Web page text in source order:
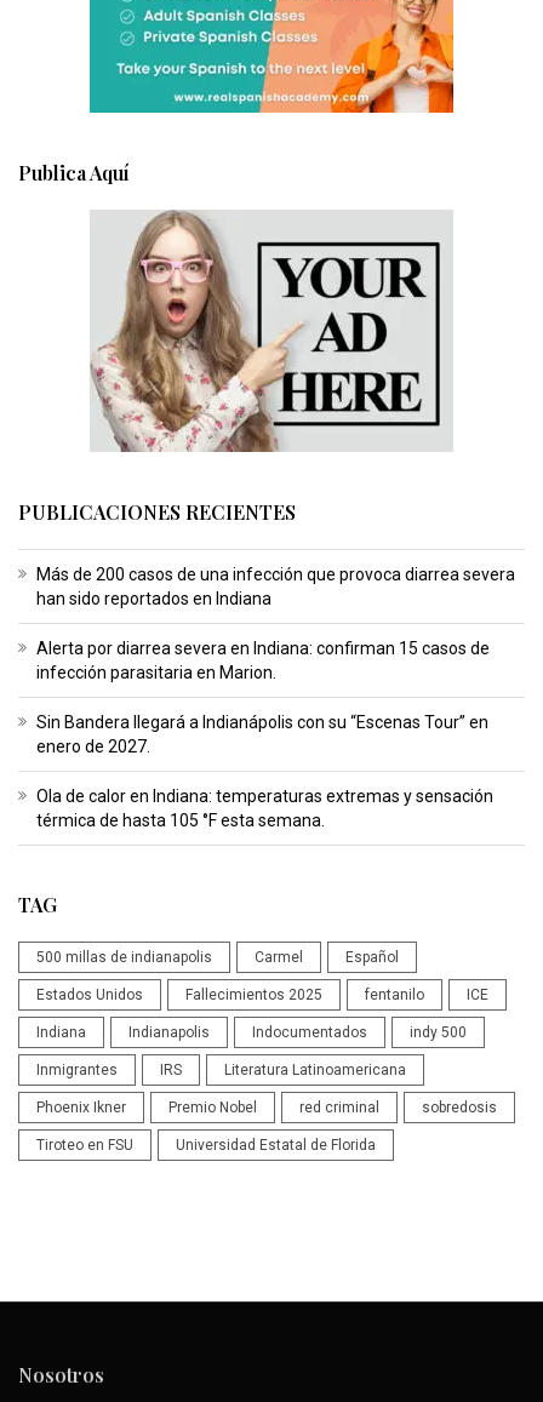
Publica Aquí
PUBLICACIONES RECIENTES
Más de 200 casos de una infección que provoca diarrea severa
han sido reportados en Indiana
Alerta por diarrea severa en Indiana: confirman 15 casos de
infección parasitaria en Marion.
Sin Bandera llegará a Indianápolis con su “Escenas Tour” en
enero de 2027.
Ola de calor en Indiana: temperaturas extremas y sensación
térmica de hasta 105 °F esta semana.
TAG
500 millas de indianapolis Carmel Español
Estados Unidos Fallecimientos 2025 fentanilo ICE
Indiana Indianapolis Indocumentados indy 500
Inmigrantes IRS Literatura Latinoamericana
Phoenix Ikner Premio Nobel red criminal sobredosis
Tiroteo en FSU Universidad Estatal de Florida
Nosotros